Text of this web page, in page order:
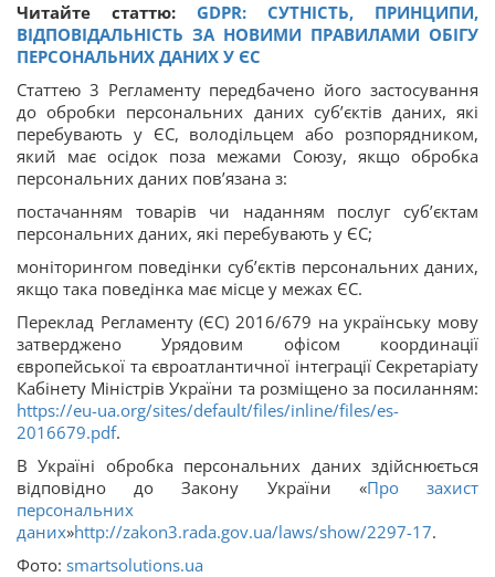
Читайте статтю: GDPR: СУТНІСТЬ, ПРИНЦИПИ,
ВІДПОВІДАЛЬНІСТЬ ЗА НОВИМИ ПРАВИЛАМИ ОБІГУ
ПЕРСОНАЛЬНИХ ДАНИХ У ЄС
Статтею 3 Регламенту передбачено його застосування
до обробки персональних даних суб’єктів даних, які
перебувають у ЄС, володільцем або розпорядником,
який має осідок поза межами Союзу, якщо обробка
персональних даних пов’язана з:
постачанням товарів чи наданням послуг суб’єктам
персональних даних, які перебувають у ЄС;
моніторингом поведінки суб’єктів персональних даних,
якщо така поведінка має місце у межах ЄС.
Переклад Регламенту (ЄС) 2016/679 на українську мову
затверджено Урядовим офісом координації
європейської та євроатлантичної інтеграції Секретаріату
Кабінету Міністрів України та розміщено за посиланням:
https://eu-ua.org/sites/default/files/inline/files/es-
2016679.pdf.
В Україні обробка персональних даних здійснюється
відповідно до Закону України «Про захист
персональних
даних»http://zakon3.rada.gov.ua/laws/show/2297-17.
Фото: smartsolutions.ua